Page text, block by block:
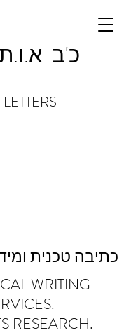
כ'ב
כתיבה טכנית
WRITING
RESEARCH.